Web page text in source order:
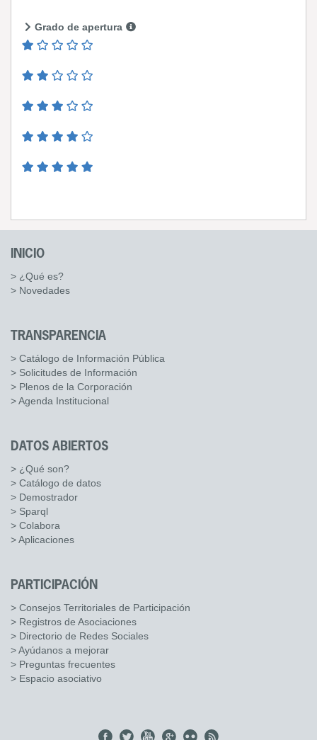
Grado de apertura
INICIO
> ¿Qué es?
> Novedades
TRANSPARENCIA
> Catálogo de Información Pública
> Solicitudes de Información
> Plenos de la Corporación
> Agenda Institucional
DATOS ABIERTOS
> ¿Qué son?
> Catálogo de datos
> Demostrador
> Sparql
> Colabora
> Aplicaciones
PARTICIPACIÓN
> Consejos Territoriales de Participación
> Registros de Asociaciones
> Directorio de Redes Sociales
> Ayúdanos a mejorar
> Preguntas frecuentes
> Espacio asociativo